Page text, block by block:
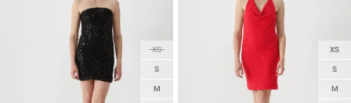
XS
S
M
XS
S
M